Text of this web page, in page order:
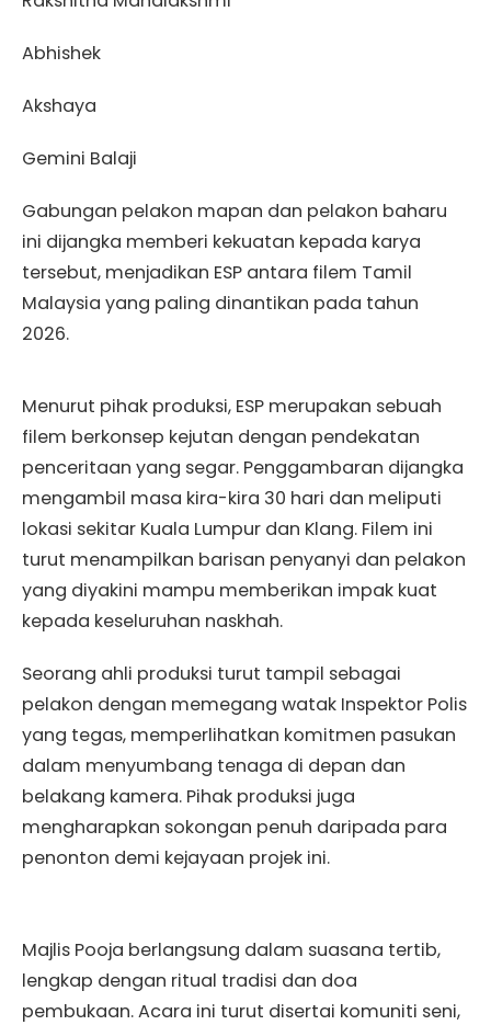
Abhishek
Akshaya
Gemini Balaji
Gabungan pelakon mapan dan pelakon baharu
ini dijangka memberi kekuatan kepada karya
tersebut, menjadikan ESP antara filem Tamil
Malaysia yang paling dinantikan pada tahun
2026.
Menurut pihak produksi, ESP merupakan sebuah
filem berkonsep kejutan dengan pendekatan
penceritaan yang segar. Penggambaran dijangka
mengambil masa kira-kira 30 hari dan meliputi
lokasi sekitar Kuala Lumpur dan Klang. Filem ini
turut menampilkan barisan penyanyi dan pelakon
yang diyakini mampu memberikan impak kuat
kepada keseluruhan naskhah.
Seorang ahli produksi turut tampil sebagai
pelakon dengan memegang watak Inspektor Polis
yang tegas, memperlihatkan komitmen pasukan
dalam menyumbang tenaga di depan dan
belakang kamera. Pihak produksi juga
mengharapkan sokongan penuh daripada para
penonton demi kejayaan projek ini.
Majlis Pooja berlangsung dalam suasana tertib,
lengkap dengan ritual tradisi dan doa
pembukaan. Acara ini turut disertai komuniti seni,